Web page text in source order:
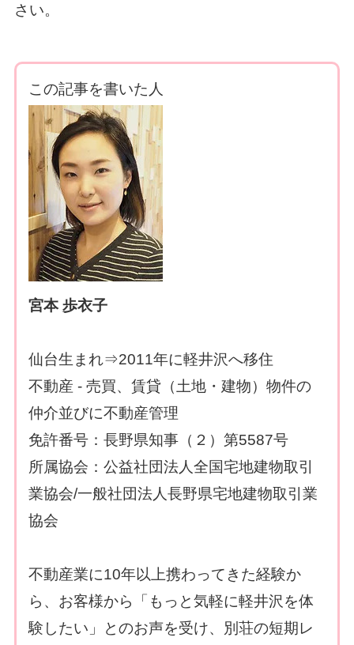
さい。
この記事を書いた人
宮本 歩衣子
仙台生まれ⇒2011年に軽井沢へ移住
不動産 - 売買、賃貸（土地・建物）物件の
仲介並びに不動産管理
免許番号：長野県知事（２）第5587号
所属協会：公益社団法人全国宅地建物取引
業協会/一般社団法人長野県宅地建物取引業
協会
不動産業に10年以上携わってきた経験か
ら、お客様から「もっと気軽に軽井沢を体
験したい」とのお声を受け、別荘の短期レ